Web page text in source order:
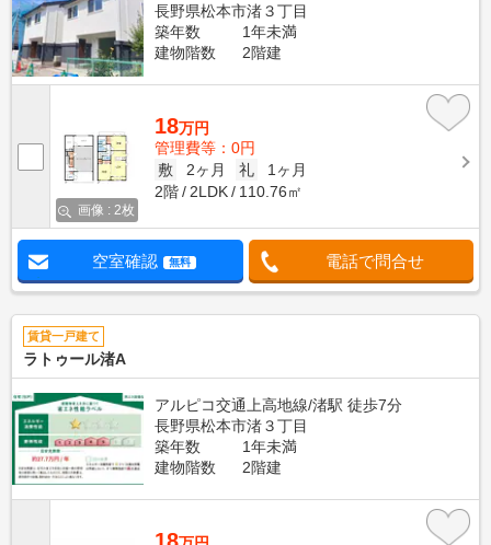
長野県松本市渚３丁目
築年数
1年未満
建物階数
2階建
画像 : 2枚
18万円
管理費等：0円
敷
2ヶ月 礼
1ヶ月
2階
2LDK 110.76㎡
空室確認 無料 電話で問合せ
賃貸一戸建て
ラトゥール渚A
アルピコ交通上高地線/渚駅 徒歩7分
長野県松本市渚３丁目
築年数
1年未満
建物階数
2階建
18